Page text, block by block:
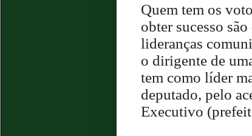
Quem tem os
obter sucesso
lideranças
o dirigente de
tem como líder
deputado, pelo
Executivo